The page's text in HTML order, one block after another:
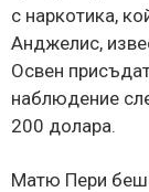
с наркотика,
Анджелис,
Освен
наблюдение
200 долара.
Матю Пери